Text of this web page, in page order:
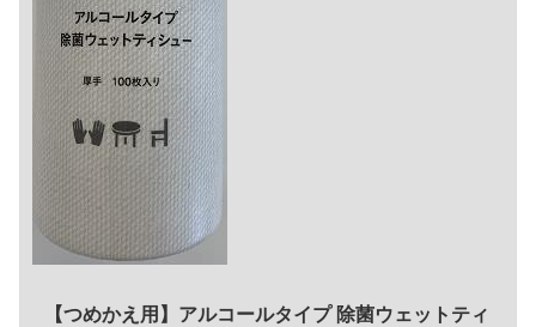
【つめかえ用】アルコールタイプ 除菌ウェットティ